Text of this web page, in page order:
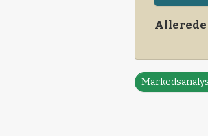
Allerede